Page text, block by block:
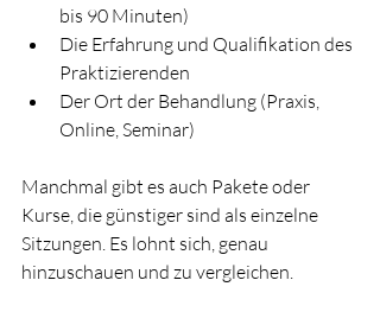
bis 90 Minuten)
Die Erfahrung und Qualifikation des
Praktizierenden
Der Ort der Behandlung (Praxis,
Online, Seminar)
Manchmal gibt es auch Pakete oder
Kurse, die günstiger sind als einzelne
Sitzungen. Es lohnt sich, genau
hinzuschauen und zu vergleichen.